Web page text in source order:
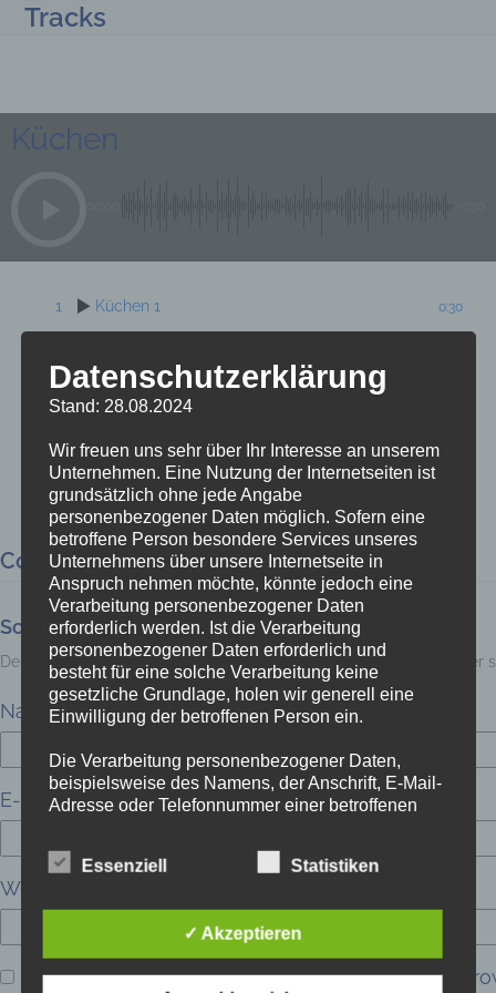
SkipOpen
Close
Tracks
Küchen
1 Küchen 1 0:30
3 Küchen 3
4 Möbel 1
Comments (0)
Schreibe einen Kommentar
Deine E-Mail-Adresse wird nicht veröffentlicht. Erforderliche Felder
Name*
E-Mail-Adresse*
Website
Name, E-Mail-Adresse und Website in diesem
Datenschutzerklärung
Stand: 28.08.2024
Wir freuen uns sehr über Ihr Interesse an unserem
Unternehmen. Eine Nutzung der Internetseiten ist
grundsätzlich ohne jede Angabe
personenbezogener Daten möglich. Sofern eine
betroffene Person besondere Services unseres
Unternehmens über unsere Internetseite in
Anspruch nehmen möchte, könnte jedoch eine
Verarbeitung personenbezogener Daten
erforderlich werden. Ist die Verarbeitung
personenbezogener Daten erforderlich und
besteht für eine solche Verarbeitung keine
gesetzliche Grundlage, holen wir generell eine
Einwilligung der betroffenen Person ein.
Die Verarbeitung personenbezogener Daten,
beispielsweise des Namens, der Anschrift, E-Mail-
Adresse oder Telefonnummer einer betroffenen
Datenschutz-Grundverordnung und in
Übereinstimmung mit den für uns geltenden
Mittels dieser Datenschutzerklärung möchte unser
Unternehmen die Öffentlichkeit über Art, Umfang
und Zweck der von uns erhobenen, genutzten und
verarbeiteten personenbezogenen Daten
Essenziell Statistiken
✓ Akzeptieren